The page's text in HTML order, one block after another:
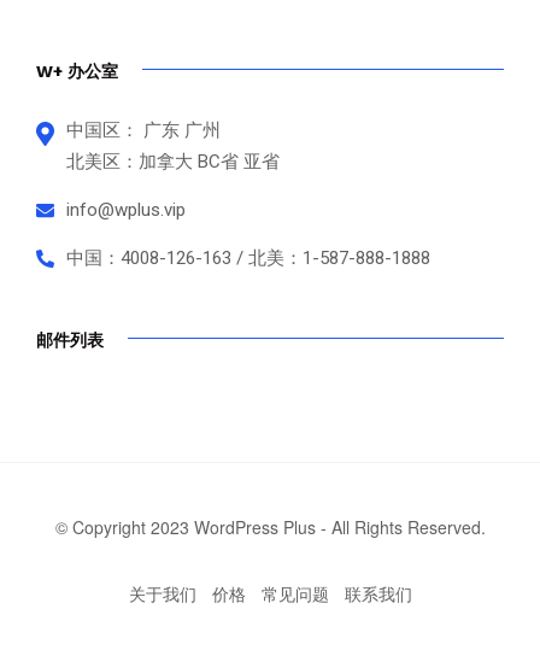
W+ 办公室
中国区： 广东 广州
北美区：加拿大 BC省 亚省
info@wplus.vip
中国：4008-126-163 / 北美：1-587-888-1888
邮件列表
© Copyright 2023 WordPress Plus - All Rights Reserved.
关于我们 价格 常见问题 联系我们